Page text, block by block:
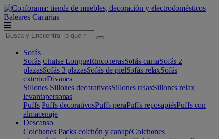
Baleares Canarias
Sofás
Sofás Chaise LongueRinconerasSofás camaSofás 2
plazasSofás 3 plazasSofás de pielSofás relaxSofás
exteriorDivanes
Sillones Sillones decorativosSillones relaxSillones relax
levantapersonas
Puffs Puffs decorativosPuffs peraPuffs reposapiésPuffs con
almacenaje
Descanso
Colchones Packs colchón y canapéColchones